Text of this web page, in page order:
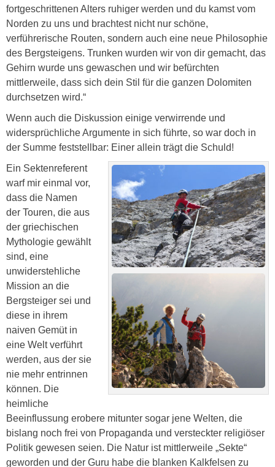
fortgeschrittenen Alters ruhiger werden und du kamst vom
Norden zu uns und brachtest nicht nur schöne,
verführerische Routen, sondern auch eine neue Philosophie
des Bergsteigens. Trunken wurden wir von dir gemacht, das
Gehirn wurde uns gewaschen und wir befürchten
mittlerweile, dass sich dein Stil für die ganzen Dolomiten
durchsetzen wird.“
Wenn auch die Diskussion einige verwirrende und
widersprüchliche Argumente in sich führte, so war doch in
der Summe feststellbar: Einer allein trägt die Schuld!
Ein Sektenreferent
warf mir einmal vor,
dass die Namen
der Touren, die aus
der griechischen
Mythologie gewählt
sind, eine
unwiderstehliche
Mission an die
Bergsteiger sei und
diese in ihrem
naiven Gemüt in
eine Welt verführt
werden, aus der sie
nie mehr entrinnen
können. Die
heimliche
Beeinflussung erobere mitunter sogar jene Welten, die
bislang noch frei von Propaganda und versteckter religiöser
Politik gewesen seien. Die Natur ist mittlerweile „Sekte“
geworden und der Guru habe die blanken Kalkfelsen zu